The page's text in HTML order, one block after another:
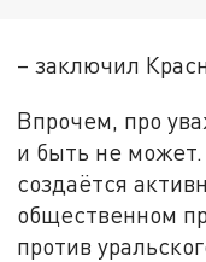
– заключил
Впрочем, про
и быть не
создаётся
общественном
против